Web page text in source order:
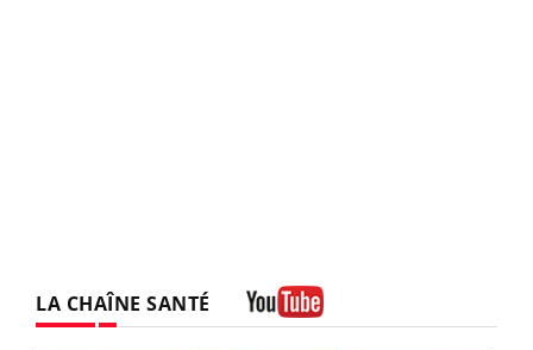
LA CHAÎNE SANTÉ